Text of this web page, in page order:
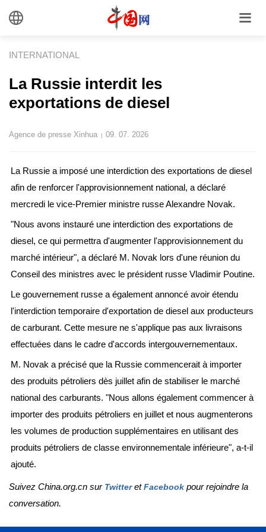
INTERNATIONAL
La Russie interdit les
exportations de diesel
Agence de presse Xinhua | 09. 07. 2026
La Russie a imposé une interdiction des exportations de diesel
afin de renforcer l'approvisionnement national, a déclaré
mercredi le vice-Premier ministre russe Alexandre Novak.
"Nous avons instauré une interdiction des exportations de
diesel, ce qui permettra d'augmenter l'approvisionnement du
marché intérieur", a déclaré M. Novak lors d'une réunion du
Conseil des ministres avec le président russe Vladimir Poutine.
Le gouvernement russe a également annoncé avoir étendu
l'interdiction temporaire d'exportation de diesel aux producteurs
de carburant. Cette mesure ne s'applique pas aux livraisons
effectuées dans le cadre d'accords intergouvernementaux.
M. Novak a précisé que la Russie commencerait à importer
des produits pétroliers dès juillet afin de stabiliser le marché
national des carburants. "Nous allons également commencer à
importer des produits pétroliers en juillet et nous augmenterons
les volumes de production supplémentaires en utilisant des
produits pétroliers de classe environnementale inférieure", a-t-il
ajouté.
Suivez China.org.cn sur Twitter etFacebook pour rejoindre la
conversation.